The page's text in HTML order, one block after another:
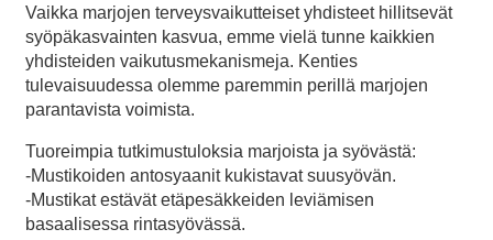
Vaikka marjojen terveysvaikutteiset yhdisteet hillitsevät
syöpäkasvainten kasvua, emme vielä tunne kaikkien
yhdisteiden vaikutusmekanismeja. Kenties
tulevaisuudessa olemme paremmin perillä marjojen
parantavista voimista.
Tuoreimpia tutkimustuloksia marjoista ja syövästä:
-Mustikoiden antosyaanit kukistavat suusyövän.
-Mustikat estävät etäpesäkkeiden leviämisen
basaalisessa rintasyövässä.